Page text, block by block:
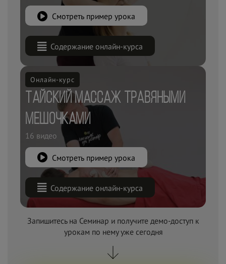
Смотреть пример урока
Содержание онлайн-курса
Онлайн-курс
Тайский массаж травяными
мешочками
16 видео
Смотреть пример урока
Содержание онлайн-курса
Запишитесь на Семинар и получите демо-доступ к
урокам по нему уже сегодня